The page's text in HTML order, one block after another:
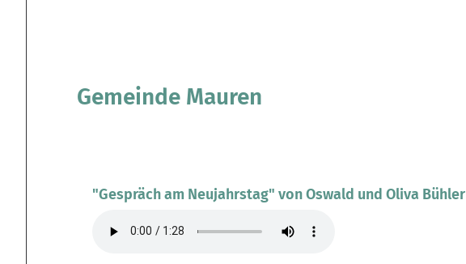
Gemeinde Mauren
"Gespräch am Neujahrstag" von Oswald und Oliva Bühler